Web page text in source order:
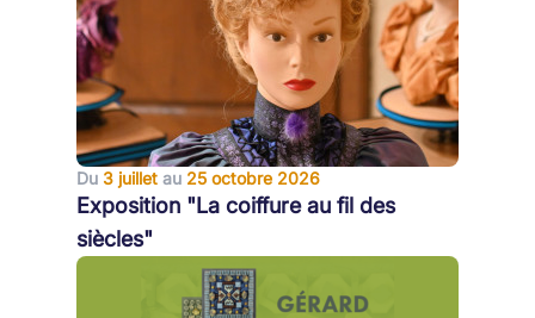
Du 3 juillet au 25 octobre 2026
Exposition "La coiffure au fil des
siècles"